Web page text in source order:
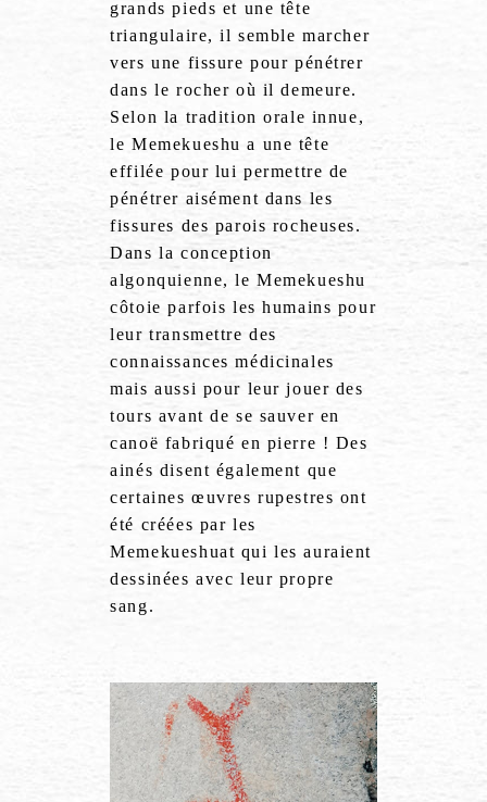
grands pieds et une tête
triangulaire, il semble marcher
vers une fissure pour pénétrer
dans le rocher où il demeure.
Selon la tradition orale innue,
le Memekueshu a une tête
effilée pour lui permettre de
pénétrer aisément dans les
fissures des parois rocheuses.
Dans la conception
algonquienne, le Memekueshu
côtoie parfois les humains pour
leur transmettre des
connaissances médicinales
mais aussi pour leur jouer des
tours avant de se sauver en
canoë fabriqué en pierre ! Des
ainés disent également que
certaines œuvres rupestres ont
été créées par les
Memekueshuat qui les auraient
dessinées avec leur propre
sang.